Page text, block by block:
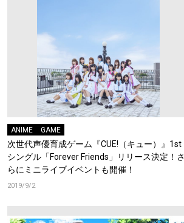
ANIME GAME
次世代声優育成ゲーム『CUE!（キュー）』1st
シングル「Forever Friends」リリース決定！さ
らにミニライブイベントも開催！
2019/9/2